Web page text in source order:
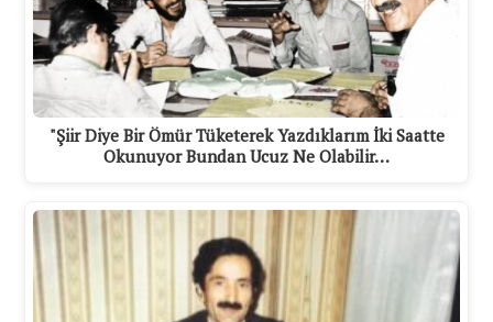
"Şiir Diye Bir Ömür Tüketerek Yazdıklarım İki Saatte
Okunuyor Bundan Ucuz Ne Olabilir…